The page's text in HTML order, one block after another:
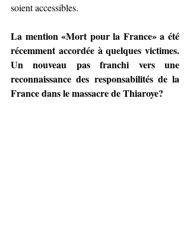
soient accessibles.
La mention «Mort pour la France» a été
récemment accordée à quelques victimes.
Un nouveau pas franchi vers une
reconnaissance des responsabilités de la
France dans le massacre de Thiaroye?